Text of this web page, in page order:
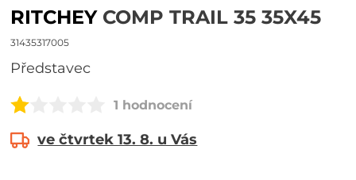
RITCHEYCOMP TRAIL 35 35X45
31435317005
představec
1 hodnocení
ve čtvrtek 13. 8. u Vás